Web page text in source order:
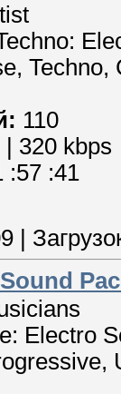
Techno,
110
| 320 kbps
:57 :41
|
Electro